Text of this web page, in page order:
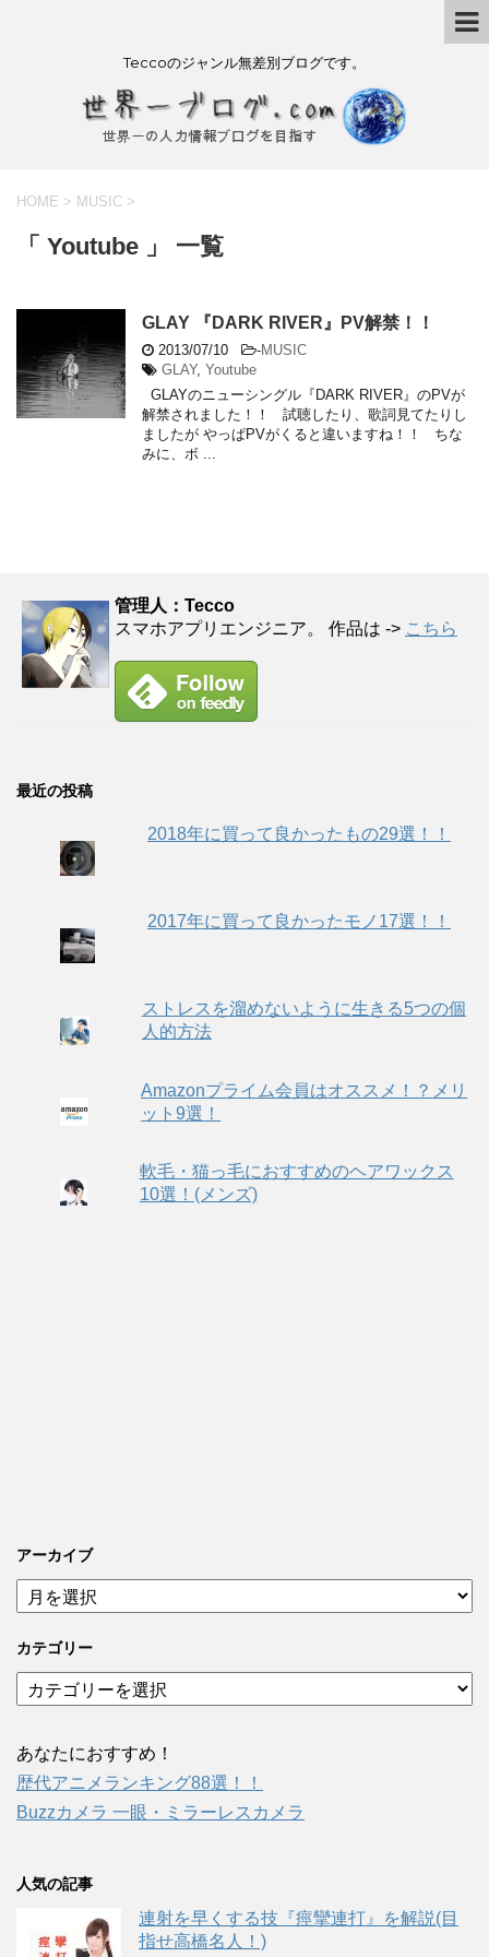
Teccoのジャンル無差別ブログです。
HOME > MUSIC >
「 Youtube 」 一覧
GLAY 『DARK RIVER』PV解禁！！
2013/07/10 -MUSIC
GLAY, Youtube
GLAYのニューシングル『DARK RIVER』のPVが
解禁されました！！ 試聴したり、歌詞見てたりし
ましたが やっぱPVがくると違いますね！！ ちな
みに、ボ ...
管理人：Tecco
スマホアプリエンジニア。 作品は -> こちら
最近の投稿
2018年に買って良かったもの29選！！
2017年に買って良かったモノ17選！！
ストレスを溜めないように生きる5つの個
人的方法
Amazonプライム会員はオススメ！？メリ
ット9選！
軟毛・猫っ毛におすすめのヘアワックス
10選！(メンズ)
アーカイブ
ア
ー
イ
カテゴリー
テ
リ
ー
あなたにおすすめ！
歴代アニメランキング88選！！
Buzzカメラ 一眼・ミラーレスカメラ
人気の記事
連射を早くする技『痙攣連打』を解説(目
指せ高橋名人！)